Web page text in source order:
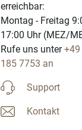
erreichbar:
Montag - Freitag
17:00 Uhr (MEZ/
Rufe uns unter
185 7753 an
Support
Kontakt